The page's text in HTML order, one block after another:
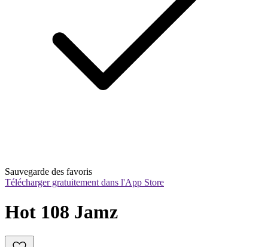
Sauvegarde des favoris
Télécharger gratuitement dans l'App Store
Hot 108 Jamz